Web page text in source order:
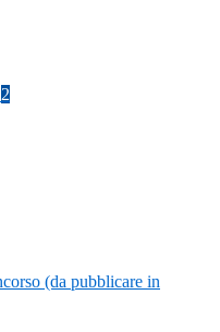
2
(da pubblicare in